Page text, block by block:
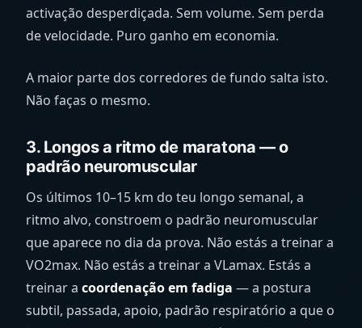
activação desperdiçada. Sem volume. Sem perda
de velocidade. Puro ganho em economia.
A maior parte dos corredores de fundo salta isto.
Não faças o mesmo.
3. Longos a ritmo de maratona — o
padrão neuromuscular
Os últimos 10–15 km do teu longo semanal, a
ritmo alvo, constroem o padrão neuromuscular
que aparece no dia da prova. Não estás a treinar a
VO2max. Não estás a treinar a VLamax. Estás a
treinar a coordenação em fadiga — a postura
subtil, passada, apoio, padrão respiratório a que o